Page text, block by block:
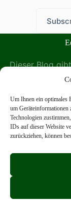
Um Ihnen ein optimales
um Geräteinformationen
Technologien
IDs auf dieser Website
zurückziehen, können
Dieser Blog
Instituts für
Das Institut für
Copyright ©